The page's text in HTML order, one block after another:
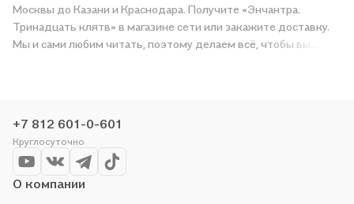
Москвы до Казани и Краснодара. Получите «Энчантра.
Тринадцать клятв» в магазине сети или закажите доставку.
Мы и сами любим читать, поэтому делаем всё, чтобы вы
+7 812 601-0-601
Круглосуточно
О компании